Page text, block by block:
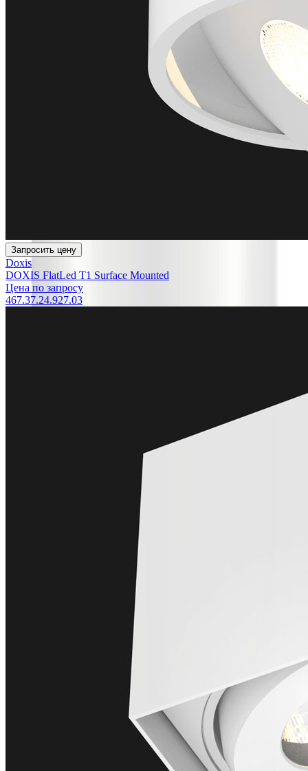
Запросить цену
Doxis
DOXIS FlatLed T1 Surface Mounted
Цена по запросу
467.37.24.927.03